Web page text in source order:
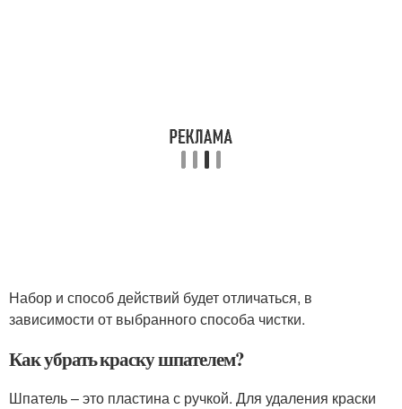
Набор и способ действий будет отличаться, в
зависимости от выбранного способа чистки.
Как убрать краску шпателем?
Шпатель – это пластина с ручкой. Для удаления краски